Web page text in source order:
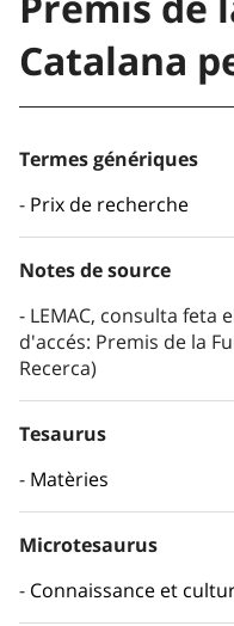
Catalana
Termes génériques
Prix de recherche
Notes de source
LEMAC, consulta feta
d'accés: Premis de la
Recerca)
Tesaurus
Matèries
Microtesaurus
Connaissance et